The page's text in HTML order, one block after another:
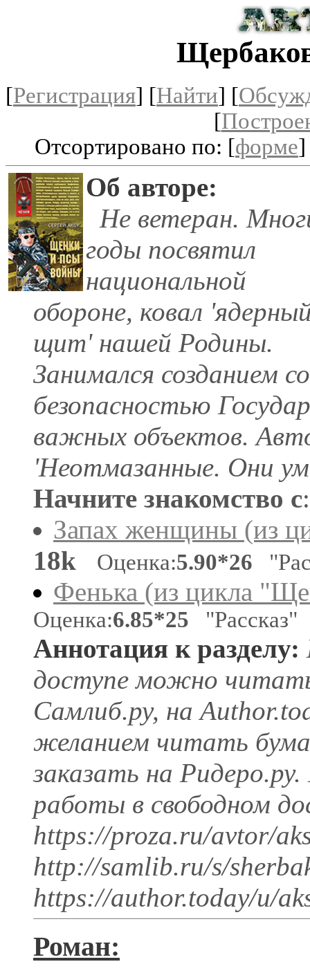
[Регистрация] [Найти] [
[
Отсортировано по: [форме
Об авторе:
Не ветеран.
годы посвятил
национальной
обороне, ковал
щит' нашей Родины.
Занимался созданием
безопасностью
важных объектов.
'Неотмазанные. Они
Начните знакомство с:
Запах женщины (из
18k
Оценка:5.90*26
Фенька (из цикла
Оценка:6.85*25 "Рассказ"
Аннотация к разделу:
доступе можно
Самлиб.ру, на
желанием читать
заказать на
работы в свободном
https://proza.ru/avtor/
http://samlib.ru/s/
https://author.today/u/
Роман: